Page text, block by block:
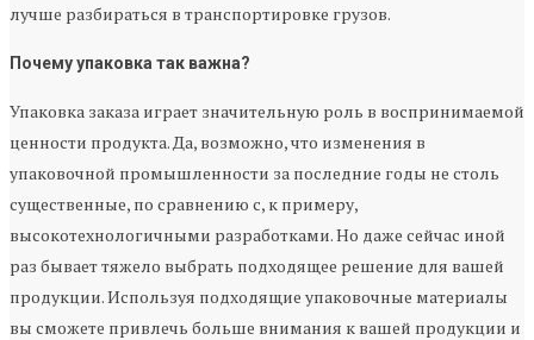
лучше разбираться в транспортировке грузов.
Почему упаковка так важна?
Упаковка заказа играет значительную роль в воспринимаемой
ценности продукта. Да, возможно, что изменения в
упаковочной промышленности за последние годы не столь
существенные, по сравнению с, к примеру,
высокотехнологичными разработками. Но даже сейчас иной
раз бывает тяжело выбрать подходящее решение для вашей
продукции. Используя подходящие упаковочные материалы
вы сможете привлечь больше внимания к вашей продукции и